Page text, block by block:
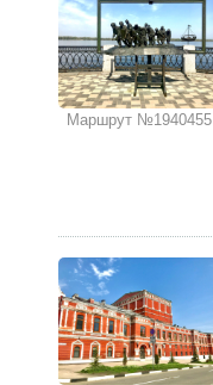
Маршрут №1940455